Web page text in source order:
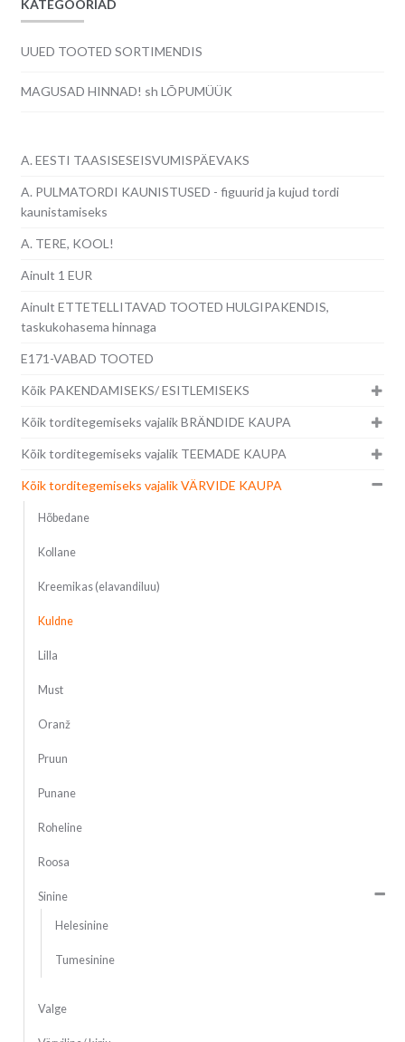
KATEGOORIAD
UUED TOOTED SORTIMENDIS
MAGUSAD HINNAD! sh LÕPUMÜÜK
A. EESTI TAASISESEISVUMISPÄEVAKS
A. PULMATORDI KAUNISTUSED - figuurid ja kujud tordi
kaunistamiseks
A. TERE, KOOL!
Ainult 1 EUR
Ainult ETTETELLITAVAD TOOTED HULGIPAKENDIS,
taskukohasema hinnaga
E171-VABAD TOOTED
Kõik PAKENDAMISEKS/ ESITLEMISEKS
Kõik torditegemiseks vajalik BRÄNDIDE KAUPA
Kõik torditegemiseks vajalik TEEMADE KAUPA
Kõik torditegemiseks vajalik VÄRVIDE KAUPA
Hõbedane
Kollane
Kreemikas (elavandiluu)
Kuldne
Lilla
Must
Oranž
Pruun
Punane
Roheline
Roosa
Sinine
Helesinine
Tumesinine
Valge